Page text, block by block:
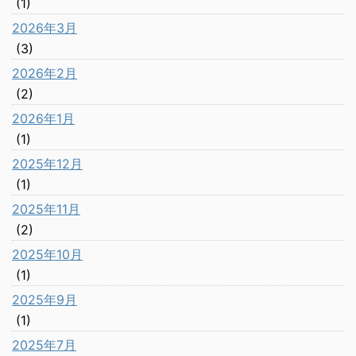
2026年3月
(3)
2026年2月
(2)
2026年1月
(1)
2025年12月
(1)
2025年11月
(2)
2025年10月
(1)
2025年9月
(1)
2025年7月